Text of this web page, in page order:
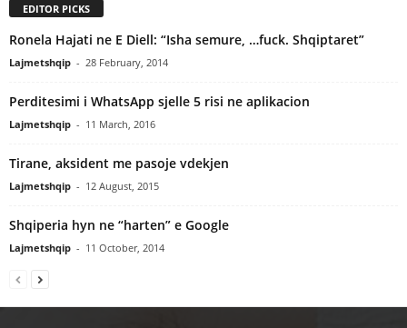
EDITOR PICKS
Ronela Hajati ne E Diell: “Isha semure, …fuck. Shqiptaret”
Lajmetshqip - 28 February, 2014
Perditesimi i WhatsApp sjelle 5 risi ne aplikacion
Lajmetshqip - 11 March, 2016
Tirane, aksident me pasoje vdekjen
Lajmetshqip - 12 August, 2015
Shqiperia hyn ne “harten” e Google
Lajmetshqip - 11 October, 2014